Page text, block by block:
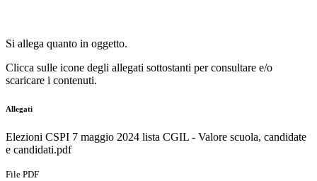
Si allega quanto in oggetto.
Clicca sulle icone degli allegati sottostanti per consultare e/o
scaricare i contenuti.
Allegati
Elezioni CSPI 7 maggio 2024 lista CGIL - Valore scuola, candidate
e candidati.pdf
File PDF